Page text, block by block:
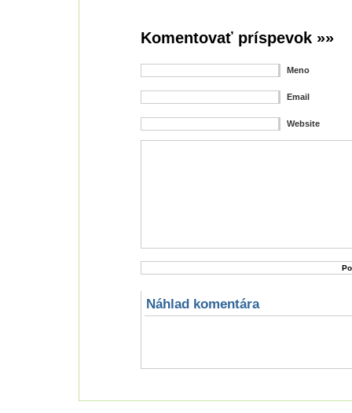
Komentovať príspevok »»
Meno
Email
Website
Náhlad komentára